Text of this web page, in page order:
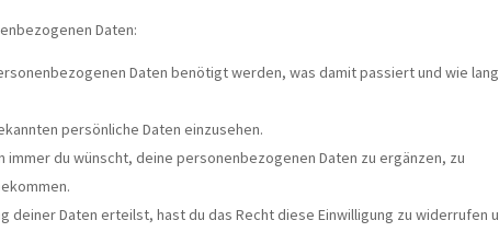
Daten:
Daten benötigt werden, was damit passiert und wie
persönliche Daten einzusehen.
immer du wünscht, deine personenbezogenen Daten zu ergänzen, zu
deiner Daten erteilst, hast du das Recht diese Einwilligung zu widerrufen